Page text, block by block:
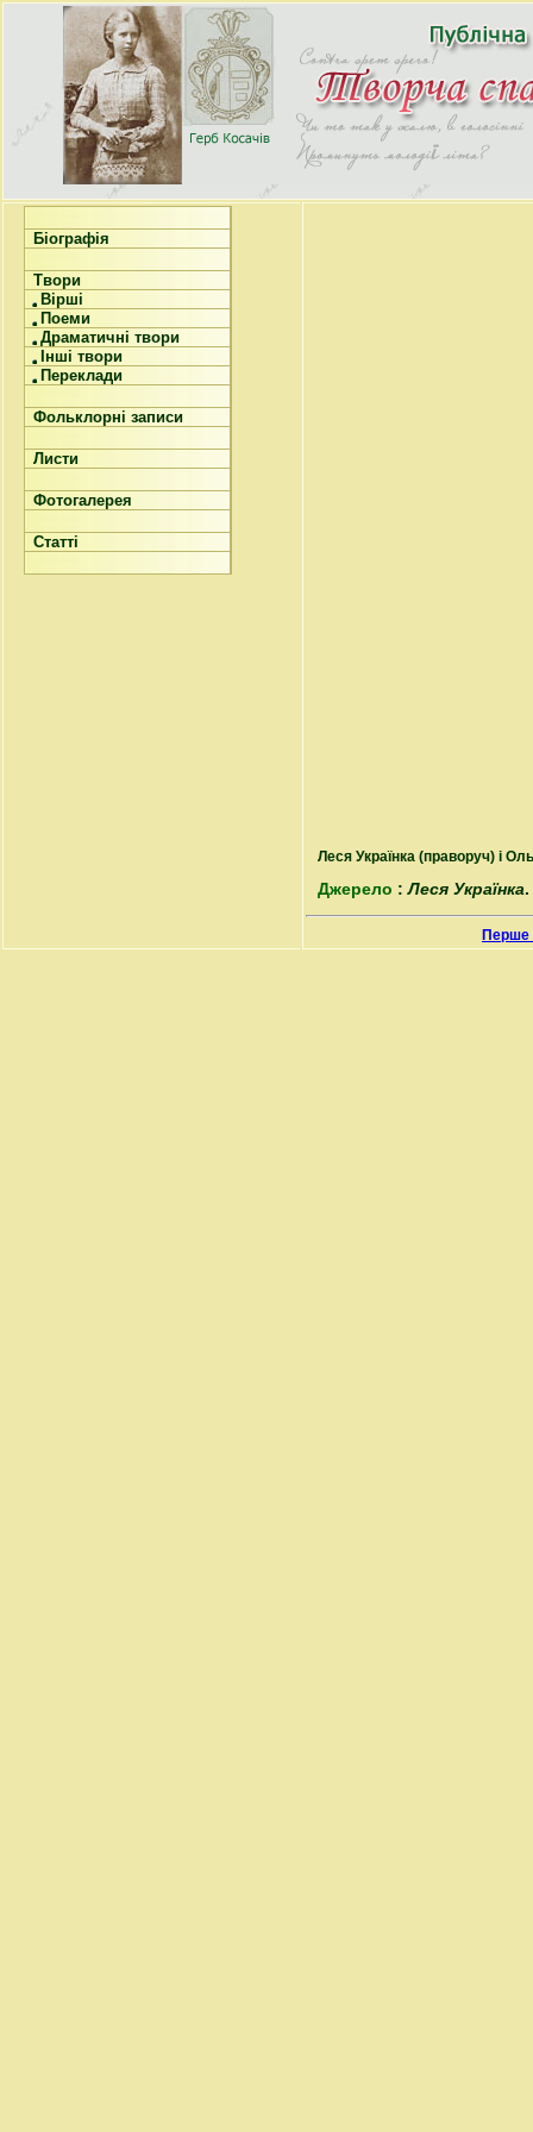
Біографія
Твори
Вірші
Поеми
Драматичні твори
Інші твори
Переклади
Фольклорні записи
Листи
Фотогалерея
Статті
Леся Українка (праворуч) і
Джерело :Леся Українка
Перше